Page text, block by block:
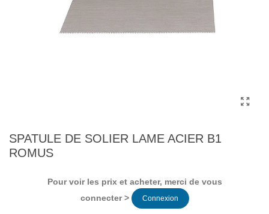
SPATULE DE SOLIER LAME ACIER B1
ROMUS
Pour voir les prix et acheter, merci de vous
connecter >
Connexion